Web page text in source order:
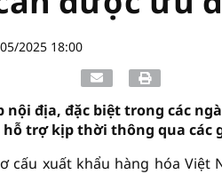
2025 18:00
nội địa, đặc biệt trong các
hỗ trợ kịp thời thông qua các
cấu xuất khẩu hàng hóa